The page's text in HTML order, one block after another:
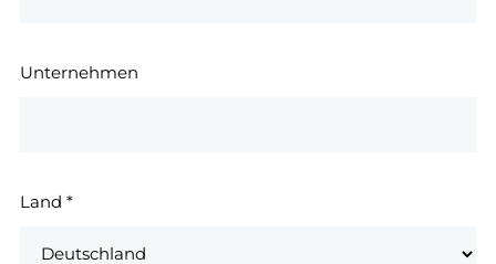
Unternehmen
Land *